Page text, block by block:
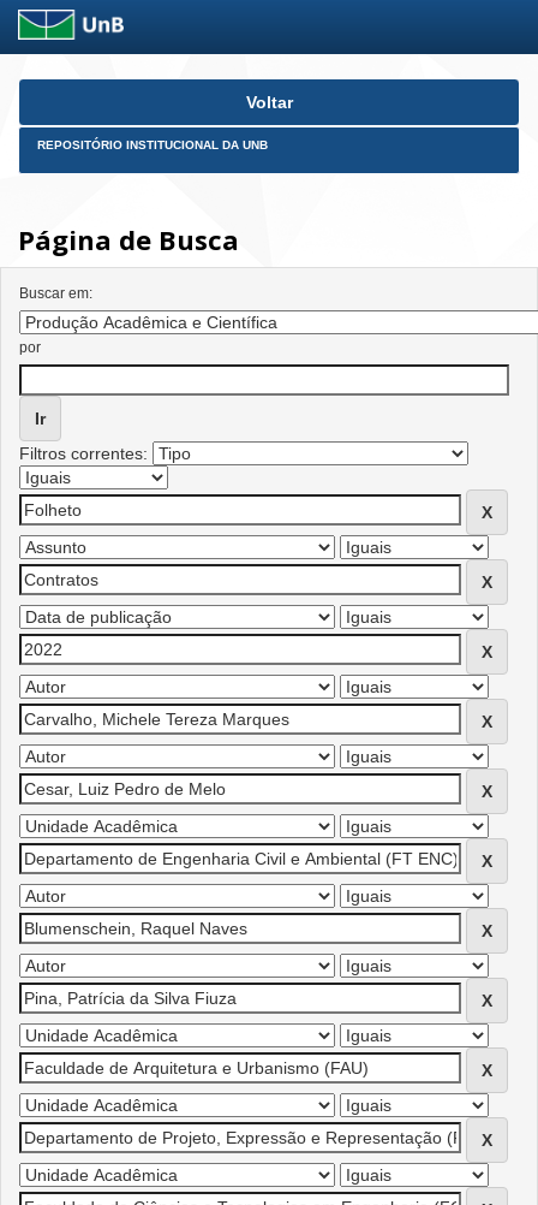
Skip
Voltar
REPOSITÓRIO INSTITUCIONAL DA UNB
Página de Busca
Buscar em:
por
Filtros correntes: